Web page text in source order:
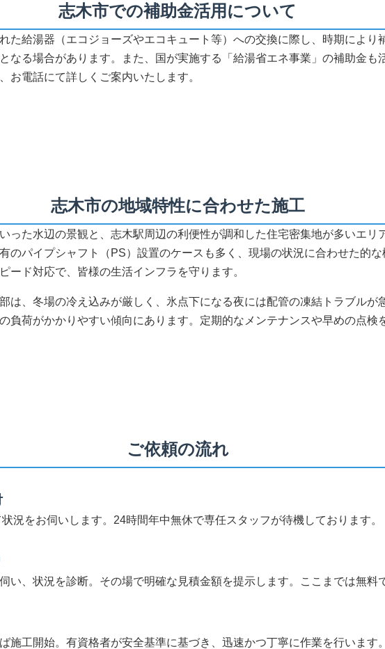
志木市での補助金活用について
た給湯器（エコジョーズやエコキュート等）への交換に際し、時期により
なる場合があります。また、国が実施する「給湯省エネ事業」の補助金も
お電話にて詳しくご案内いたします。
志木市の地域特性に合わせた施工
った水辺の景観と、志木駅周辺の利便性が調和した住宅密集地が多いエリ
のパイプシャフト（PS）設置のケースも多く、現場の状況に合わせた的
ード対応で、皆様の生活インフラを守ります。
は、冬場の冷え込みが厳しく、氷点下になる夜には配管の凍結トラブルが
負荷がかかりやすい傾向にあります。定期的なメンテナンスや早めの点検
ご依頼の流れ
況をお伺いします。24時間年中無休で専任スタッフが待機しております。
い、状況を診断。その場で明確な見積金額を提示します。ここまでは無料
施工開始。有資格者が安全基準に基づき、迅速かつ丁寧に作業を行います。